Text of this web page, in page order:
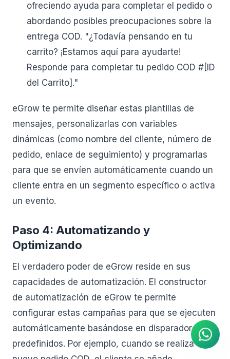
ofreciendo ayuda para completar el pedido o
abordando posibles preocupaciones sobre la
entrega COD. "¿Todavía pensando en tu
carrito? ¡Estamos aquí para ayudarte!
Responde para completar tu pedido COD #[ID
del Carrito]."
eGrow te permite diseñar estas plantillas de
mensajes, personalizarlas con variables
dinámicas (como nombre del cliente, número de
pedido, enlace de seguimiento) y programarlas
para que se envíen automáticamente cuando un
cliente entra en un segmento específico o activa
un evento.
Paso 4: Automatizando y
Optimizando
El verdadero poder de eGrow reside en sus
capacidades de automatización. El constructor
de automatización de eGrow te permite
configurar estas campañas para que se ejecuten
automáticamente basándose en disparadores
predefinidos. Por ejemplo, cuando se realiza un
Agente de IA
Respuestas instantáneas en
WhatsApp